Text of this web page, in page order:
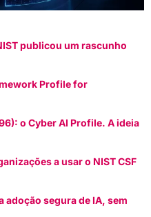
publicou um rascunho
Profile for
o Cyber AI Profile. A ideia
a usar o NIST CSF
adoção segura de IA, sem